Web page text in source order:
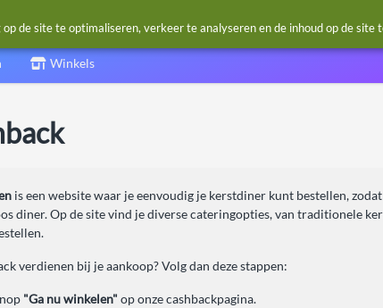
Winkels
is een website waar je eenvoudig je kerstdiner kunt bestellen,
diner. Op de site vind je diverse cateringopties, van traditionele
verdienen bij je aankoop? Volg dan deze stappen:
"Ga nu winkelen" op onze cashbackpagina.
de site te optimaliseren, verkeer te analyseren en de inhoud op de